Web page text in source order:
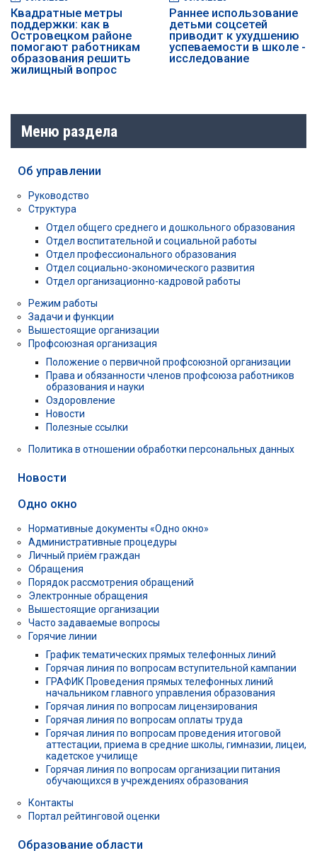
Квадратные метры
поддержки: как в
Островецком районе
помогают работникам
образования решить
жилищный вопрос
Раннее использование
детьми соцсетей
приводит к ухудшению
успеваемости в школе -
исследование
Меню раздела
Об управлении
Руководство
Структура
Отдел общего среднего и дошкольного образования
Отдел воспитательной и социальной работы
Отдел профессионального образования
Отдел социально-экономического развития
Отдел организационно-кадровой работы
Режим работы
Задачи и функции
Вышестоящие организации
Профсоюзная организация
Положение о первичной профсоюзной организации
Права и обязанности членов профсоюза работников
образования и науки
Оздоровление
Новости
Полезные ссылки
Политика в отношении обработки персональных данных
Новости
Одно окно
Нормативные документы «Одно окно»
Административные процедуры
Личный приём граждан
Обращения
Порядок рассмотрения обращений
Электронные обращения
Вышестоящие организации
Часто задаваемые вопросы
Горячие линии
График тематических прямых телефонных линий
Горячая линия по вопросам вступительной кампании
ГРАФИК Проведения прямых телефонных линий
начальником главного управления образования
Горячая линия по вопросам лицензирования
Горячая линия по вопросам оплаты труда
Горячая линия по вопросам проведения итоговой
аттестации, приема в средние школы, гимназии, лицеи,
кадетское училище
Горячая линия по вопросам организации питания
обучающихся в учреждениях образования
Контакты
Портал рейтинговой оценки
Образование области